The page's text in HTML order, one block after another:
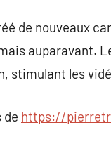
de nouveaux
auparavant.
stimulant les
de https://